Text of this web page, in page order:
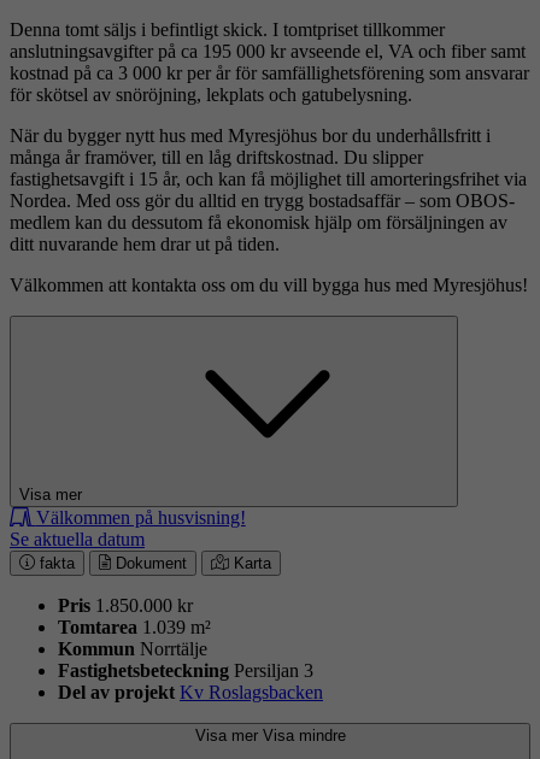
Denna tomt säljs i befintligt skick. I tomtpriset tillkommer
anslutningsavgifter på ca 195 000 kr avseende el, VA och fiber samt
kostnad på ca 3 000 kr per år för samfällighetsförening som ansvarar
för skötsel av snöröjning, lekplats och gatubelysning.
När du bygger nytt hus med Myresjöhus bor du underhållsfritt i
många år framöver, till en låg driftskostnad. Du slipper
fastighetsavgift i 15 år, och kan få möjlighet till amorteringsfrihet via
Nordea. Med oss gör du alltid en trygg bostadsaffär – som OBOS-
medlem kan du dessutom få ekonomisk hjälp om försäljningen av
ditt nuvarande hem drar ut på tiden.
Välkommen att kontakta oss om du vill bygga hus med Myresjöhus!
Visa mer
Välkommen på husvisning!
Se aktuella datum
fakta Dokument Karta
Pris 1.850.000 kr
Tomtarea 1.039 m²
Kommun Norrtälje
Fastighets­beteckning Persiljan 3
Del av projekt Kv Roslagsbacken
Visa mer Visa mindre